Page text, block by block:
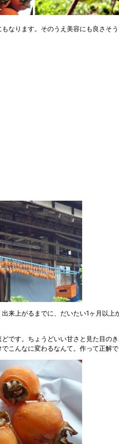
なります。そのうえ美容にも良さそ
来上がるまでに、だいたい1ヶ月以上
です。ちょうどいい甘さと見た目の
こんなに変わるなんて。作って正解